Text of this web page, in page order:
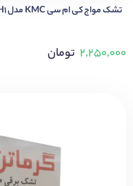
تشک مواج کی ام سی KMC مدل MH1
۲,۲۵۰,۰۰۰ تومان